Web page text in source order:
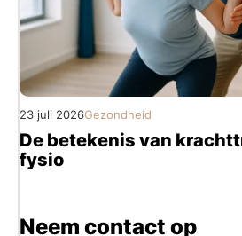
23 juli 2026Gezondheid
De betekenis van
fysio
Neem contact op